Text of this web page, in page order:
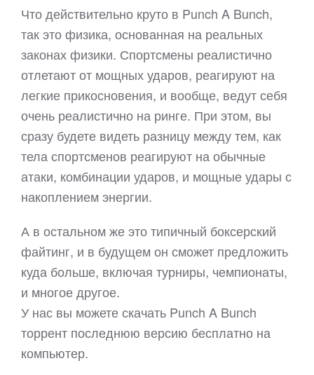
Что действительно круто в Punch A Bunch,
так это физика, основанная на реальных
законах физики. Спортсмены реалистично
отлетают от мощных ударов, реагируют на
легкие прикосновения, и вообще, ведут себя
очень реалистично на ринге. При этом, вы
сразу будете видеть разницу между тем, как
тела спортсменов реагируют на обычные
атаки, комбинации ударов, и мощные удары с
накоплением энергии.
А в остальном же это типичный боксерский
файтинг, и в будущем он сможет предложить
куда больше, включая турниры, чемпионаты,
и многое другое.
У нас вы можете скачать Punch A Bunch
торрент последнюю версию бесплатно на
компьютер.